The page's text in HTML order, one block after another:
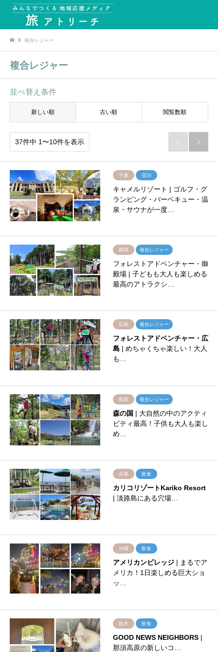
複合レジャー
複合レジャー
並べ替え条件
新しい順 古い順 閲覧数順
37件中 1〜10件を表示  
千葉 宿泊
キャメルリゾート | ゴルフ・グ
ランピング・バーベキュー・温
泉・サウナが一度…
静岡 複合レジャー
フォレストアドベンチャー・御
殿場 | 子どもも大人も楽しめる
最高のアトラクシ…
広島 複合レジャー
フォレストアドベンチャー・広
島 | めちゃくちゃ楽しい！大人
も…
鳥取 複合レジャー
森の国 | 大自然の中のアクティ
ビティ最高！子供も大人も楽し
め…
兵庫 飲食
カリコリゾートKariko Resort
| 淡路島にある穴場…
沖縄 飲食
アメリカンビレッジ| まるでア
メリカ！1日楽しめる巨大ショ
ッ…
栃木 飲食
GOOD NEWS NEIGHBORS|
那須高原の新しいコ…